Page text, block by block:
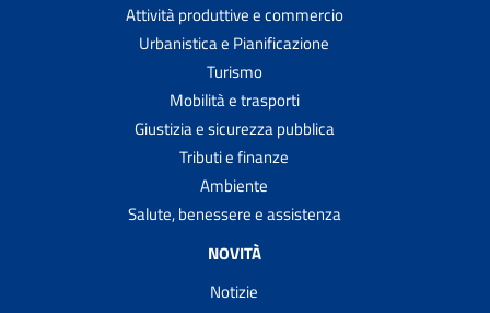
Attività produttive e commercio
Urbanistica e Pianificazione
Turismo
Mobilità e trasporti
Giustizia e sicurezza pubblica
Tributi e finanze
Ambiente
Salute, benessere e assistenza
NOVITÀ
Notizie